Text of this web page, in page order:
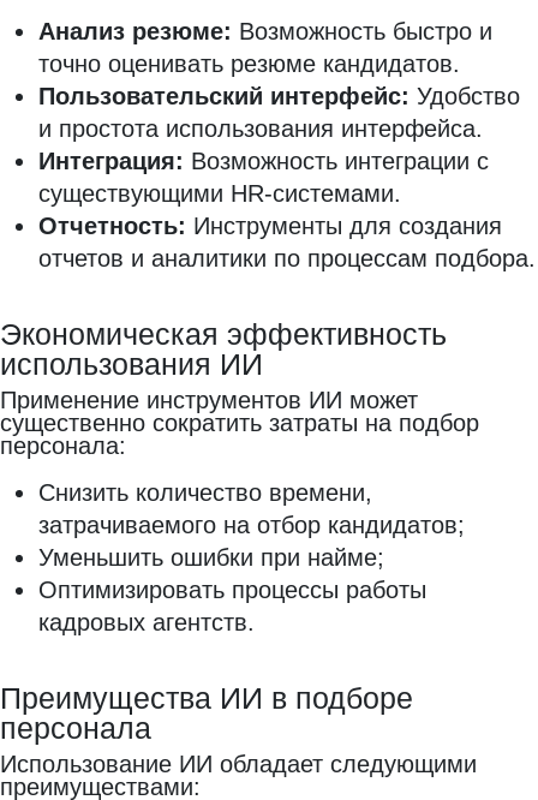
Анализ резюме: Возможность быстро и
точно оценивать резюме кандидатов.
Пользовательский интерфейс: Удобство
и простота использования интерфейса.
Интеграция: Возможность интеграции с
существующими HR-системами.
Отчетность: Инструменты для создания
отчетов и аналитики по процессам подбора.
Экономическая эффективность
использования ИИ
Применение инструментов ИИ может
существенно сократить затраты на подбор
персонала:
Снизить количество времени,
затрачиваемого на отбор кандидатов;
Уменьшить ошибки при найме;
Оптимизировать процессы работы
кадровых агентств.
Преимущества ИИ в подборе
персонала
Использование ИИ обладает следующими
преимуществами: